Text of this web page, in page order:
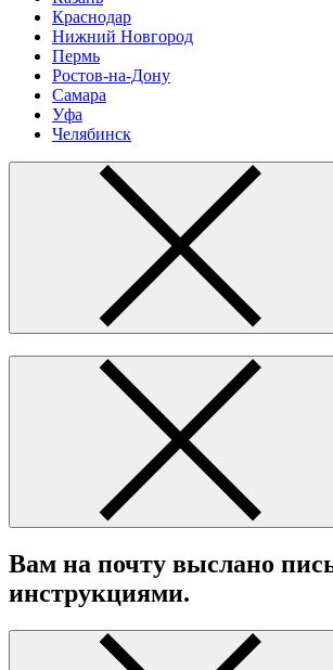
Краснодар
Нижний Новгород
Пермь
Ростов-на-Дону
Самара
Уфа
Челябинск
Вам на почту выслано
инструкциями.